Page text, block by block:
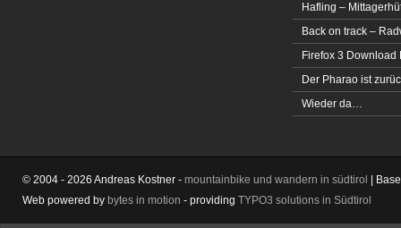
Hafling –
Back on track –
Firefox 3 Download
Der Pharao ist
Wieder da…
© 2004 - 2026 Andreas Kostner - mountainbike und wandern in südtirol |
Web powered by bytes in motion - providing TYPO3 solutions in Südtirol